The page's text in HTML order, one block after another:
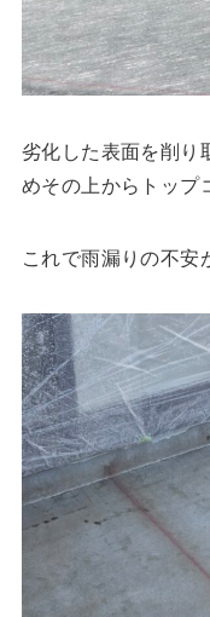
劣化した表面を削り
めその上からトップ
これで雨漏りの不安